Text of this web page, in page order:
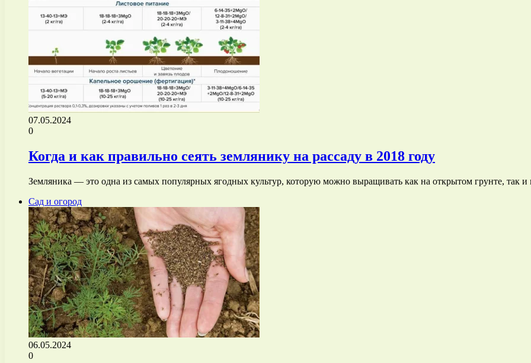
07.05.2024
0
Когда и как правильно сеять землянику на рассаду в 2018 году
Земляника — это одна из самых популярных ягодных культур, которую можно выращивать как на открытом грунте, так и
Сад и огород
06.05.2024
0